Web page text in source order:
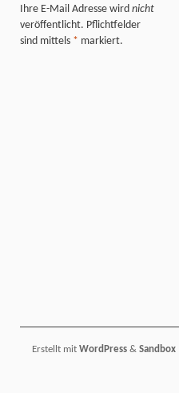
Ihre E-Mail Adresse wird nicht
veröffentlicht. Pflichtfelder
sind mittels * markiert.
Erstellt mit WordPress & Sandbox